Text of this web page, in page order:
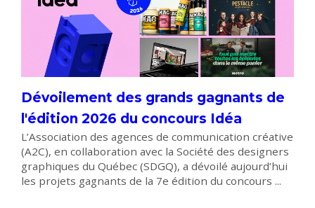
Dévoilement des grands gagnants de
l'édition 2026 du concours Idéa
L’Association des agences de communication créative
(A2C), en collaboration avec la Société des designers
graphiques du Québec (SDGQ), a dévoilé aujourd’hui
les projets gagnants de la 7e édition du concours ...